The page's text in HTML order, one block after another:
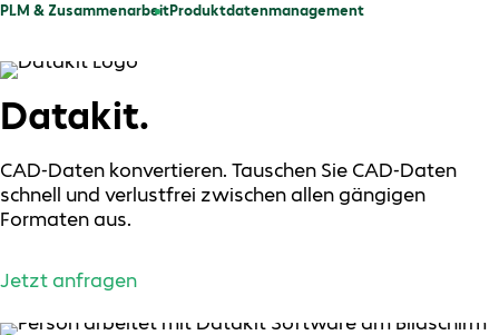
PLM & ZusammenarbeitProduktdatenmanagement
Datakit.
CAD-Daten konvertieren. Tauschen Sie CAD-Daten
schnell und verlustfrei zwischen allen gängigen
Formaten aus.
Jetzt anfragen